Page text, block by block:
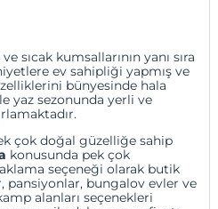
sıcak kumsallarının yanı sıra
ev sahipliği yapmış ve
bünyesinde hala
yaz sezonunda yerli ve
çok doğal güzelliğe sahip
konusunda pek çok
seçeneği olarak butik
, pansiyonlar, bungalov evler ve
alanları seçenekleri